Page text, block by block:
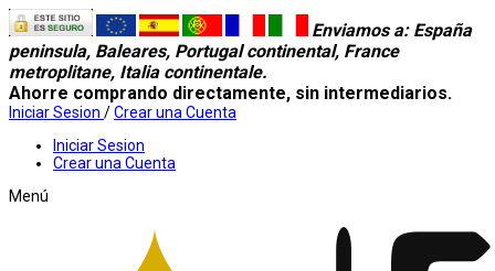
Enviamos a: España
peninsula, Baleares, Portugal continental, France
metroplitane, Italia continentale.
Ahorre comprando directamente, sin intermediarios.
Iniciar Sesion /Crear una Cuenta
Iniciar Sesion
Crear una Cuenta
Menú